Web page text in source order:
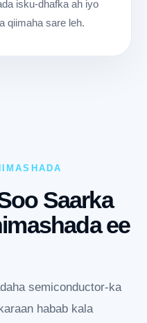
isku-dhafka ah iyo
qiimaha sare leh.
Saarka
ee
semiconductor-ka
habab kala